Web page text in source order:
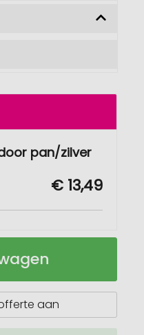
pan/zilver
€ 13,49
aan